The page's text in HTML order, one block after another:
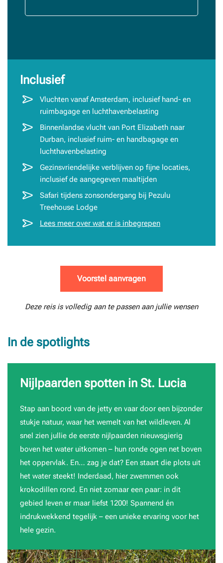
Inclusief
Vluchten vanaf Amsterdam, inclusief hand- en
ruimbagage en luchthavenbelasting
Binnenlandse vlucht van Port Elizabeth naar
Durban, inclusief ruim- en handbagage en
luchthavenbelasting
Gezinsvriendelijke verblijven op fijne locaties,
inclusief de aangegeven maaltijden
Safari tijdens zonsondergang bij Pezulu
Treehouse Lodge
Lees meer over wat er is inbegrepen
Voorstel aanvragen
Deze reis is volledig aan te passen aan jullie wensen
In de spotlights
Nijlpaarden spotten in St. Lucia
Stap aan boord van de jetty en vaar door een bijzonder
stukje natuur, waar het wemelt van het wildleven. Al
snel zien jullie de eerste nijlpaarden nieuwsgierig
boven het water uitkomen – hun ronde ogen net boven
het oppervlak. En… zag je dat? Een staart die plots uit
het water steekt! Inderdaad, hier zwemmen ook
krokodillen rond. En niet zomaar een paar: in dit
gebied leven er maar liefst 1200! Spannend én
indrukwekkend tegelijk – een unieke ervaring voor het
hele gezin.